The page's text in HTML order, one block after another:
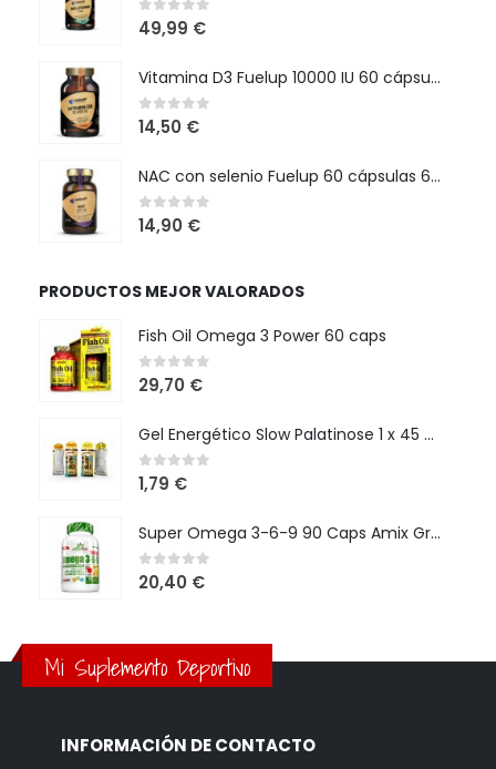
0 out of 5
49,99 €
Vitamina D3 Fuelup 10000 IU 60 cápsulas
0out of 5
14,50 €
NAC con selenio Fuelup 60 cápsulas 600 mg
0out of 5
14,90 €
PRODUCTOS MEJOR VALORADOS
Fish Oil Omega 3 Power 60 caps
0out of 5
29,70 €
Gel Energético Slow Palatinose 1 x 45 g Amix Performance
0 out of 5
1,79 €
Super Omega 3-6-9 90 Caps Amix GreenDay
0out of 5
20,40 €
Mi Suplemento Deportivo
INFORMACIÓN DE CONTACTO